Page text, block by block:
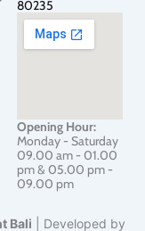
80235
Opening Hour:
Monday - Saturday
09.00 am - 01.00
pm & 05.00 pm -
09.00 pm
Bali | Developed by